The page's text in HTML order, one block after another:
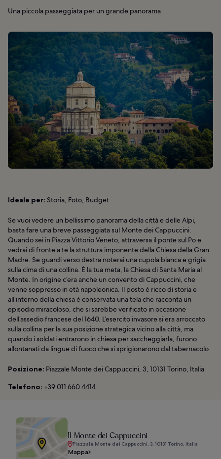
Una piccola passeggiata per un grande panorama
Ideale per: Storia, Foto, Budget
Se vuoi vedere un bellissimo panorama della città e delle Alpi,
basta fare una breve passeggiata sul Monte dei Cappuccini.
Quando sei in Piazza Vittorio Veneto, attraversa il ponte sul Po e
vedrai di fronte a te la struttura imponente della Chiesa della Gran
Madre. Se guardi verso destra noterai una cupola bianca e grigia
sulla cima di una collina. È la tua meta, la Chiesa di Santa Maria al
Monte. In origine c’era anche un convento di Cappuccini, che
venne soppresso in età napoleonica. Il posto è ricco di storia e
all’interno della chiesa è conservata una tela che racconta un
episodio miracoloso, che si sarebbe verificato in occasione
dell’assedio francese del 1640. L’esercito invasore si era arroccato
sulla collina per la sua posizione strategica vicino alla città, ma
quando i soldati entrarono in chiesa per saccheggiarla, furono
allontanati da lingue di fuoco che si sprigionarono dal tabernacolo.
Posizione: Piazzale Monte dei Cappuccini, 3, 10131 Torino, Italia
Telefono: +39 011 660 4414
Il Monte dei Cappuccini
Piazzale Monte dei Cappuccini, 3, 10131 Torino, Italia
Mappa